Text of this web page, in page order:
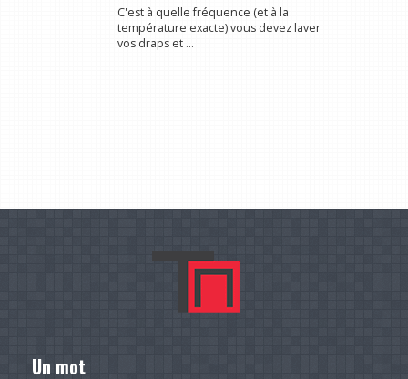
C'est à quelle fréquence (et à la
température exacte) vous devez laver
vos draps et ...
Un mot